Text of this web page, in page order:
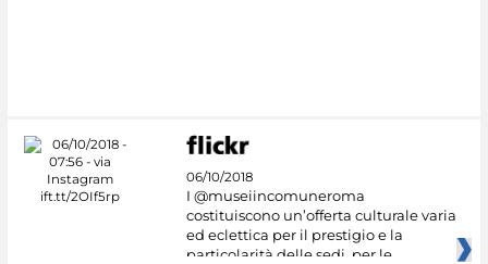
06/10/2018
I @museiincomuneroma
costituiscono un’offerta culturale varia
ed eclettica per il prestigio e la
particolarità delle sedi, per le